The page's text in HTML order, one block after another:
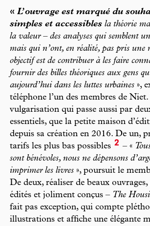
« L’ouvrage est marqué du
simples et accessibles la théorie
la valeur – des analyses qui semblent
mais qui n’ont, en réalité, pas pris une
objectif est de contribuer à les faire
fournir des billes théoriques aux gens
aujourd’hui dans les luttes urbaines »,
téléphone l’un des membres de
vulgarisation qui passe aussi par
essentiels, que la petite maison
depuis sa création en 2016. De un,
tarifs les plus bas possibles 2 – «
sont bénévoles, nous ne dépensons
imprimer les livres », poursuit le
De deux, réaliser de beaux
édités et joliment conçus – The
fait pas exception, qui compte
illustrations et affiche une élégante